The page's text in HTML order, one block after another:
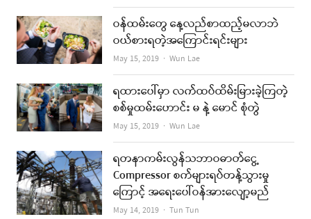
ဝန်ထမ်းတွေ နေ့လည်စာထည့်မလာဘဲ
ဝယ်စားရတဲ့အကြောင်းရင်းများ
May 15, 2019 Author
Wun Lae
ရထားပေါ်မှာ လက်ထပ်ထိမ်းမြားခဲ့ကြတဲ့
စစ်မှုထမ်းဟောင်း မ နဲ့ မောင် စုံတွဲ
May 15, 2019 Author
Wun Lae
ရတနာကမ်းလွန်သဘာဝဓာတ်ငွေ့
Compressor စက်များရပ်တန့်သွားမှု
ကြောင့် အရေးပေါ်ဝန်အားလျော့မည်
May 14, 2019 Author
Tun Tun